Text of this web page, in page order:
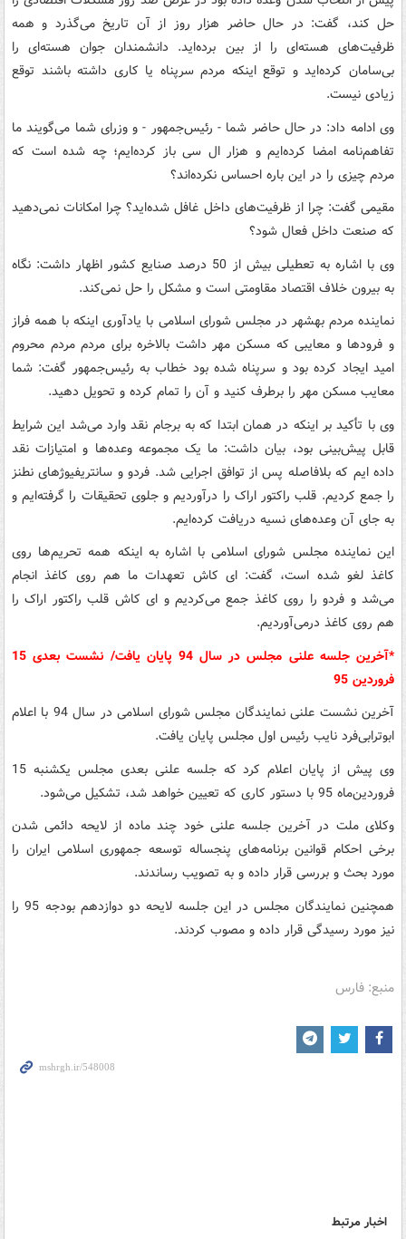
حل کند، گفت: در حال حاضر هزار روز از آن تاریخ می‌گذرد و همه
ظرفیت‌های هسته‌ای را از بین برده‌اید. دانشمندان جوان هسته‌ای را
بی‌سامان کرده‌اید و توقع اینکه مردم سرپناه یا کاری داشته باشند توقع
زیادی نیست.
وی ادامه داد: در حال حاضر شما - رئیس‌جمهور - و وزرای شما می‌گویند ما
تفاهم‌نامه امضا کرده‌ایم و هزار ال سی باز کرده‌ایم؛ چه شده است که
مردم چیزی را در این باره احساس نکرده‌اند؟
مقیمی گفت: چرا از ظرفیت‌های داخل غافل شده‌اید؟ چرا امکانات نمی‌دهید
که صنعت داخل فعال شود؟
وی با اشاره به تعطیلی بیش از 50 درصد صنایع کشور اظهار داشت: نگاه
به بیرون خلاف اقتصاد مقاومتی است و مشکل را حل نمی‌کند.
نماینده مردم بهشهر در مجلس شورای اسلامی با یادآوری اینکه با همه فراز
و فرودها و معایبی که مسکن مهر داشت بالاخره برای مردم مردم محروم
امید ایجاد کرده بود و سرپناه شده بود خطاب به رئیس‌جمهور گفت: شما
معایب مسکن مهر را برطرف کنید و آن را تمام کرده و تحویل دهید.
وی با تأکید بر اینکه در همان ابتدا که به برجام نقد وارد می‌شد این شرایط
قابل پیش‌بینی بود، بیان داشت: ما یک مجموعه وعده‌ها و امتیازات نقد
داده ایم که بلافاصله پس از توافق اجرایی شد. فردو و سانتریفیوژ‌های نطنز
را جمع کردیم. قلب راکتور اراک را درآوردیم و جلوی تحقیقات را گرفته‌ایم و
به جای آن وعده‌های نسیه دریافت کرده‌ایم.
این نماینده مجلس شورای اسلامی با اشاره به اینکه همه تحریم‌ها روی
کاغذ لغو شده است، گفت: ای کاش تعهدات ما هم روی کاغذ انجام
می‌شد و فردو را روی کاغذ جمع می‌کردیم و ای کاش قلب راکتور اراک را
هم روی کاغذ درمی‌آوردیم.
*آخرین جلسه علنی مجلس در سال 94 پایان یافت/ نشست بعدی 15
فروردین 95
آخرین نشست علنی نمایندگان مجلس شورای اسلامی در سال 94 با اعلام
ابوترابی‌فرد نایب رئیس اول مجلس پایان یافت.
وی پیش از پایان اعلام کرد که جلسه علنی بعدی مجلس یکشنبه 15
فروردین‌ماه 95 با دستور کاری که تعیین خواهد شد، تشکیل می‌شود.
وکلای ملت در آخرین جلسه علنی خود چند ماده از لایحه دائمی شدن
برخی احکام قوانین برنامه‌های پنجساله توسعه جمهوری اسلامی ایران را
مورد بحث و بررسی قرار داده و به تصویب رساندند.
همچنین نمایندگان مجلس در این جلسه لایحه دو دوازدهم بودجه 95 را
نیز مورد رسیدگی قرار داده و مصوب کردند.
منبع: فارس
اخبار مرتبط